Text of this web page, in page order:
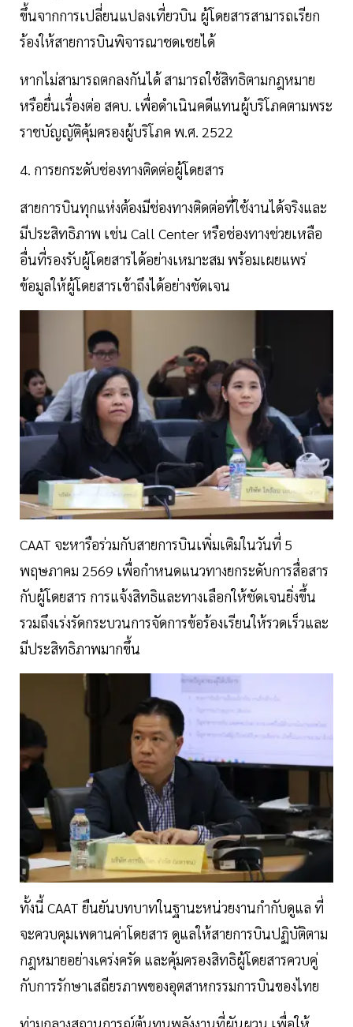
ขึ้นจากการเปลี่ยนแปลงเที่ยวบิน ผู้โดยสารสามารถเรียก
ร้องให้สายการบินพิจารณาชดเชยได้
หากไม่สามารถตกลงกันได้ สามารถใช้สิทธิตามกฎหมาย
หรือยื่นเรื่องต่อ สคบ. เพื่อดำเนินคดีแทนผู้บริโภคตามพระ
ราชบัญญัติคุ้มครองผู้บริโภค พ.ศ. 2522
4. การยกระดับช่องทางติดต่อผู้โดยสาร
สายการบินทุกแห่งต้องมีช่องทางติดต่อที่ใช้งานได้จริงและ
มีประสิทธิภาพ เช่น Call Center หรือช่องทางช่วยเหลือ
อื่นที่รองรับผู้โดยสารได้อย่างเหมาะสม พร้อมเผยแพร่
ข้อมูลให้ผู้โดยสารเข้าถึงได้อย่างชัดเจน
CAAT จะหารือร่วมกับสายการบินเพิ่มเติมในวันที่ 5
พฤษภาคม 2569 เพื่อกำหนดแนวทางยกระดับการสื่อสาร
กับผู้โดยสาร การแจ้งสิทธิและทางเลือกให้ชัดเจนยิ่งขึ้น
รวมถึงเร่งรัดกระบวนการจัดการข้อร้องเรียนให้รวดเร็วและ
มีประสิทธิภาพมากขึ้น
ทั้งนี้ CAAT ยืนยันบทบาทในฐานะหน่วยงานกำกับดูแล ที่
จะควบคุมเพดานค่าโดยสาร ดูแลให้สายการบินปฏิบัติตาม
กฎหมายอย่างเคร่งครัด และคุ้มครองสิทธิผู้โดยสารควบคู่
กับการรักษาเสถียรภาพของอุตสาหกรรมการบินของไทย